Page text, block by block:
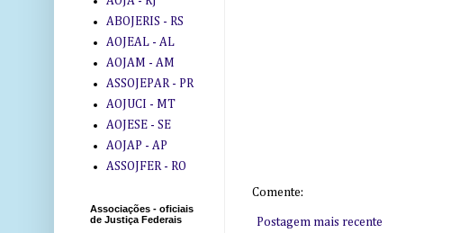
Comente:
Postagem mais recente
ABOJERIS - RS
AOJEAL - AL
AOJAM - AM
ASSOJEPAR - PR
AOJUCI - MT
AOJESE - SE
AOJAP - AP
ASSOJFER - RO
Associações - oficiais
de Justiça Federais